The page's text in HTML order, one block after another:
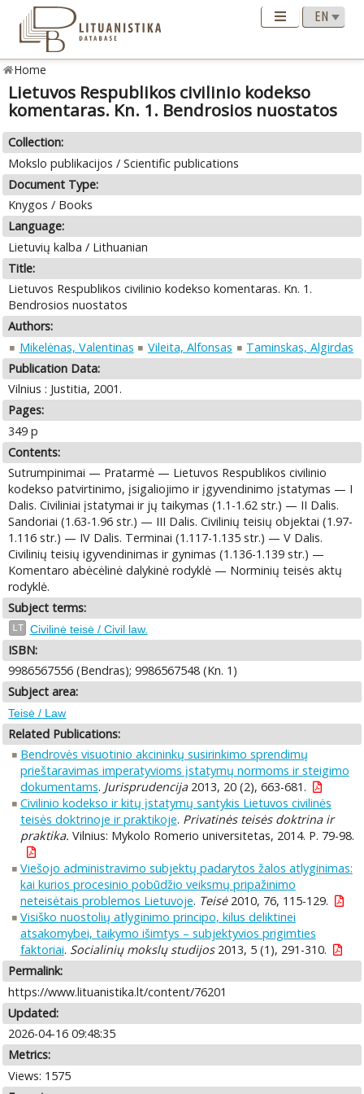
Home
Lietuvos Respublikos civilinio kodekso
komentaras. Kn. 1. Bendrosios nuostatos
Collection:
Mokslo publikacijos / Scientific publications
Document Type:
Knygos / Books
Language:
Lietuvių kalba / Lithuanian
Title:
Lietuvos Respublikos civilinio kodekso komentaras. Kn. 1.
Bendrosios nuostatos
Authors:
Mikelėnas, Valentinas
Vileita, Alfonsas
Taminskas, Algirdas
Publication Data:
Vilnius : Justitia, 2001.
Pages:
349 p
Contents:
Sutrumpinimai — Pratarmė — Lietuvos Respublikos civilinio
kodekso patvirtinimo, įsigaliojimo ir įgyvendinimo įstatymas — I
Dalis. Civiliniai įstatymai ir jų taikymas (1.1-1.62 str.) — II Dalis.
Sandoriai (1.63-1.96 str.) — III Dalis. Civilinių teisių objektai (1.97-
1.116 str.) — IV Dalis. Terminai (1.117-1.135 str.) — V Dalis.
Civilinių teisių igyvendinimas ir gynimas (1.136-1.139 str.) —
Komentaro abėcėlinė dalykinė rodyklė — Norminių teisės aktų
rodyklė.
Subject terms:
LT Civilinė teisė / Civil law.
ISBN:
9986567556 (Bendras); 9986567548 (Kn. 1)
Subject area:
Teisė / Law
Related Publications:
Bendrovės visuotinio akcininkų susirinkimo sprendimų
prieštaravimas imperatyvioms įstatymų normoms ir steigimo
dokumentams. Jurisprudencija2013, 20 (2), 663-681.
Civilinio kodekso ir kitų įstatymų santykis Lietuvos civilinės
teisės doktrinoje ir praktikoje. Privatinės teisės doktrina ir
praktika. Vilnius: Mykolo Romerio universitetas, 2014. P. 79-98.
Viešojo administravimo subjektų padarytos žalos atlyginimas:
kai kurios procesinio pobūdžio veiksmų pripažinimo
neteisėtais problemos Lietuvoje. Teisė2010, 76, 115-129.
Visiško nuostolių atlyginimo principo, kilus deliktinei
atsakomybei, taikymo išimtys – subjektyvios prigimties
faktoriai. Socialinių mokslų studijos2013, 5 (1), 291-310.
Permalink:
https://www.lituanistika.lt/content/76201
Updated:
2026-04-16 09:48:35
Metrics:
Views: 1575